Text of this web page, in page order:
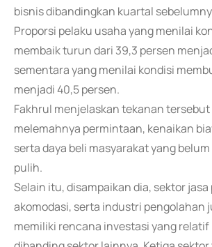
bisnis dibandingkan kuartal
Proporsi pelaku usaha yang menilai
membaik turun dari 39,3 persen
sementara yang menilai kondisi
menjadi 40,5 persen.
Fakhrul menjelaskan tekanan
melemahnya permintaan, kenaikan
serta daya beli masyarakat yang
pulih.
Selain itu, disampaikan dia, sektor
akomodasi, serta industri pengolahan
memiliki rencana investasi yang